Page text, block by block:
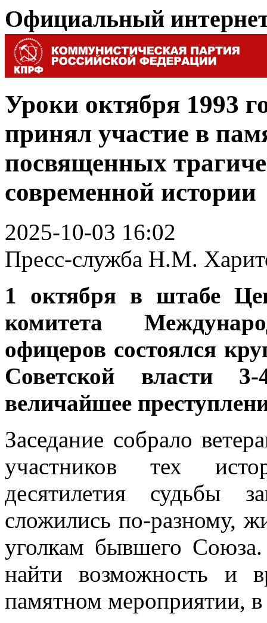
Официальный
Уроки октября 1993
принял участие в
посвященных
современной истории
2025-10-03 16:02
Пресс-служба Н.М.
1 октября в штабе
комитета
офицеров состоялся
Советской власти
величайшее
Заседание собрало
участников тех
десятилетия судьбы
сложились по-разному,
уголкам бывшего
найти возможность и
памятном мероприятии, в